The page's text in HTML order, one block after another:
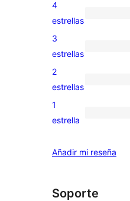
de
4
valoraciones
de
4
estrellas
1
valoración
de
3
estrellas
0
valoraciones
de
estrellas
2
estrellas
0
de
1
estrella
Añadir mi reseña
Soporte